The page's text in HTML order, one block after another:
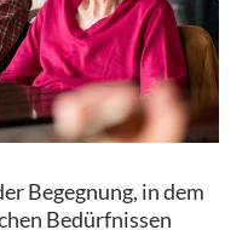
Begegnung, in dem
Bedürfnissen